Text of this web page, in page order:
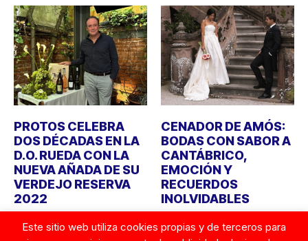
PROTOS CELEBRA
DOS DÉCADAS EN LA
D.O. RUEDA CON LA
NUEVA AÑADA DE SU
VERDEJO RESERVA
2022
este año el 20º aniversario
CENADOR DE AMÓS:
BODAS CON SABOR A
CANTÁBRICO,
EMOCIÓN Y
RECUERDOS
INOLVIDABLES
alguien imaginaba una boda,
Este sitio web utiliza cookies propias y de terceros para